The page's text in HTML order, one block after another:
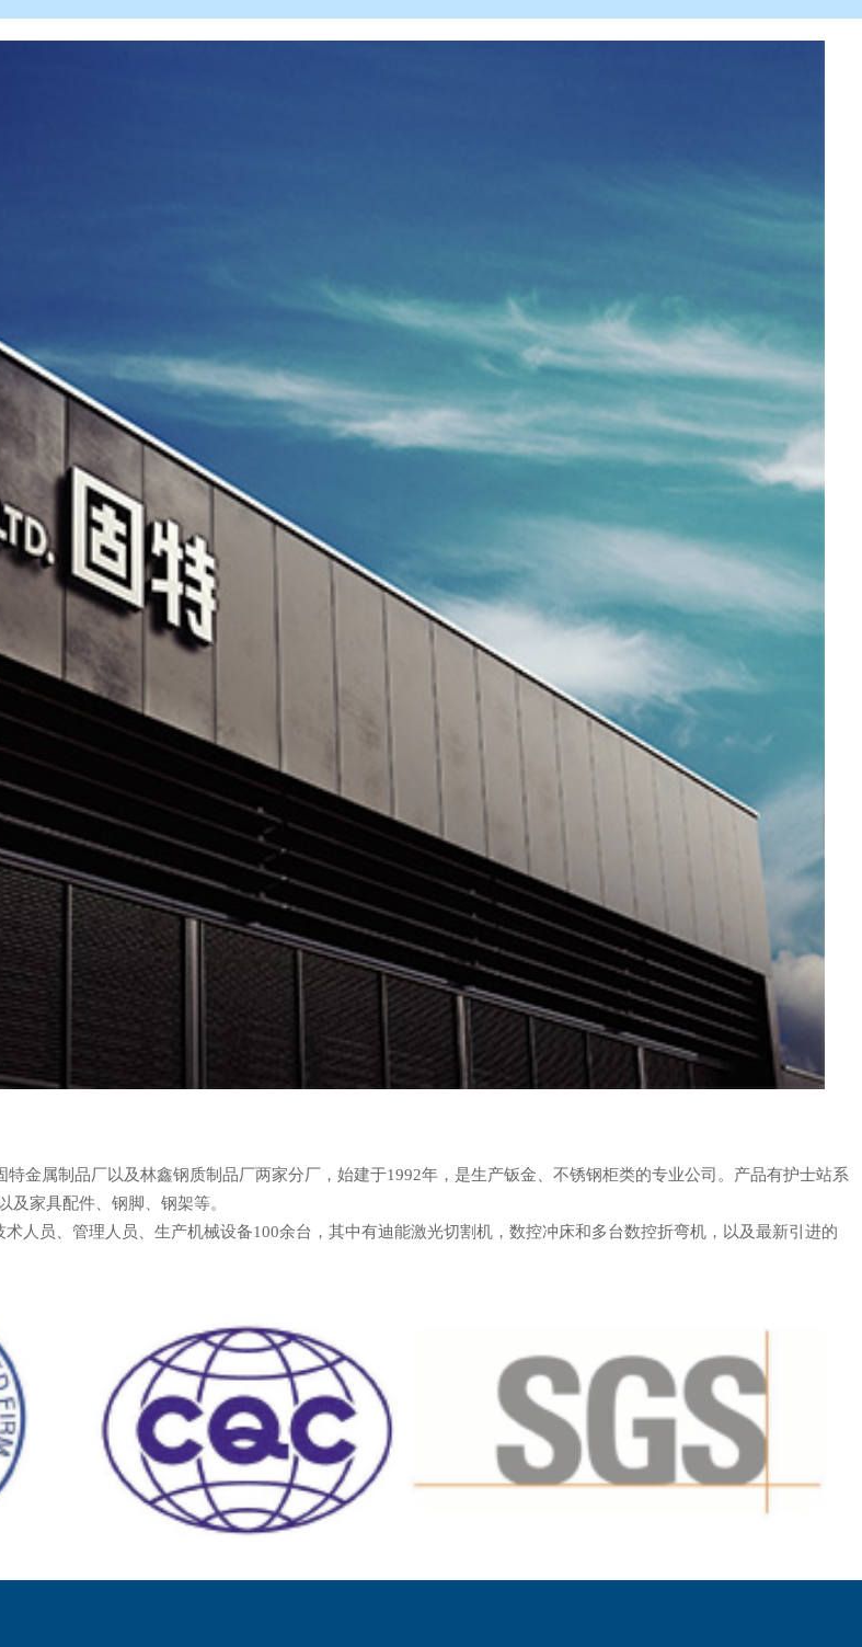
属制品厂以及林鑫钢质制品厂两家分厂，始建于1992年，是生产钣金、不锈钢柜类的专业公司。产品有护士站系
家具配件、钢脚、钢架等。
员、管理人员、生产机械设备100余台，其中有迪能激光切割机，数控冲床和多台数控折弯机，以及最新引进的